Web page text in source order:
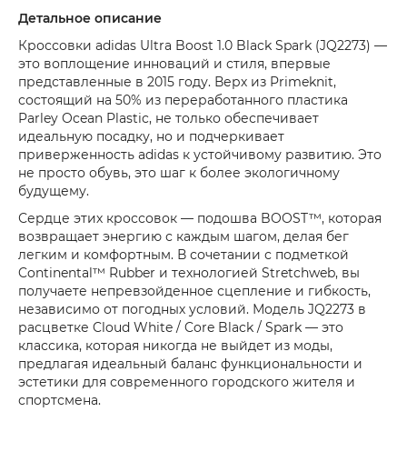
Детальное описание
Кроссовки adidas Ultra Boost 1.0 Black Spark (JQ2273) —
это воплощение инноваций и стиля, впервые
представленные в 2015 году. Верх из Primeknit,
состоящий на 50% из переработанного пластика
Parley Ocean Plastic, не только обеспечивает
идеальную посадку, но и подчеркивает
приверженность adidas к устойчивому развитию. Это
не просто обувь, это шаг к более экологичному
будущему.
Сердце этих кроссовок — подошва BOOST™, которая
возвращает энергию с каждым шагом, делая бег
легким и комфортным. В сочетании с подметкой
Continental™ Rubber и технологией Stretchweb, вы
получаете непревзойденное сцепление и гибкость,
независимо от погодных условий. Модель JQ2273 в
расцветке Cloud White / Core Black / Spark — это
классика, которая никогда не выйдет из моды,
предлагая идеальный баланс функциональности и
эстетики для современного городского жителя и
спортсмена.